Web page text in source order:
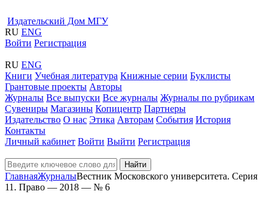
Издательский Дом МГУ
RU ENG
Войти Регистрация
RU ENG
Книги Учебная литература Книжные серии Буклисты
Грантовые проекты Авторы
Журналы Все выпуски Все журналы Журналы по рубрикам
Сувениры Магазины Копицентр Партнеры
Издательство О нас Этика Авторам События История
Контакты
Личный кабинет Войти Выйти Регистрация
Найти
ГлавнаяЖурналыВестник Московского университета. Серия
11. Право — 2018 — № 6